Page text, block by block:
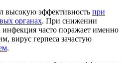
высокую эффективность при
органах. При снижении
часто поражает именно
вирус герпеса зачастую
.